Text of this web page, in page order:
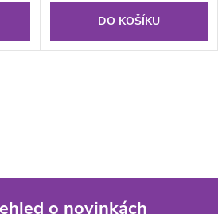
DO KOŠÍKU
o novinkách